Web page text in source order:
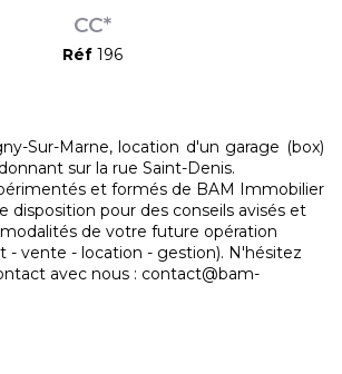
CC*
Réf 196
Sur-Marne, location d'un garage (box)
sur la rue Saint-Denis.
et formés de BAM Immobilier
disposition pour des conseils avisés et
de votre future opération
- vente - location - gestion). N'hésitez
avec nous : contact@bam-